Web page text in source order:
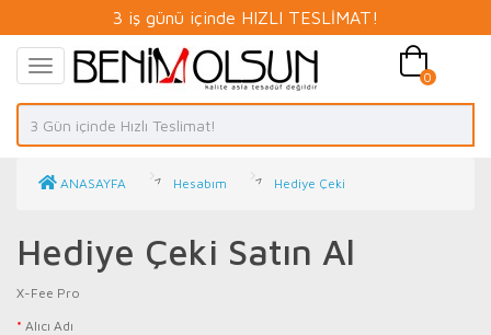
3 iş günü içinde HIZLI TESLİMAT!
0
ANASAYFA Hesabım Hediye Çeki
Hediye Çeki Satın Al
X-Fee Pro
Alıcı Adı